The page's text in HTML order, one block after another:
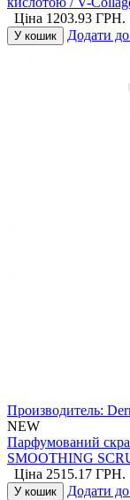
Ціна 1203.93 ГРН.
У кошик Додати
Производитель:
NEW
Парфумований
SMOOTHING
Ціна 2515.17 ГРН.
У кошик Додати